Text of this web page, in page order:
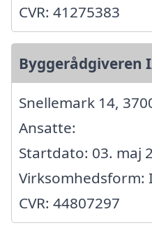
CVR: 41275383
Byggerådgiveren
Snellemark 14,
Ansatte:
Startdato: 03. maj
Virksomhedsform:
CVR: 44807297